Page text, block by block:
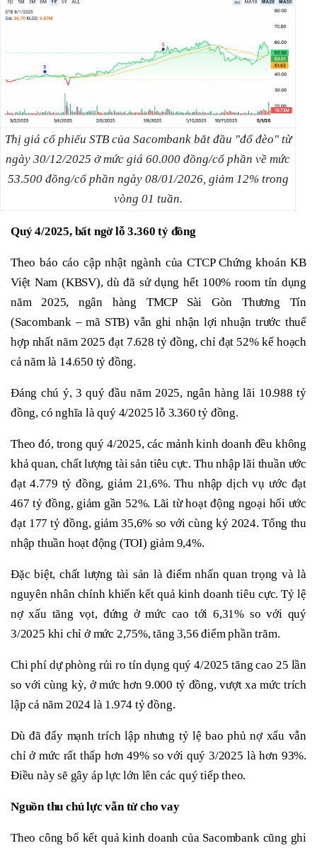
Thị giá cổ phiếu STB của Sacombank bắt đầu "đổ đèo" từ
ngày 30/12/2025 ở mức giá 60.000 đồng/cổ phần về mức
53.500 đồng/cổ phần ngày 08/01/2026, giảm 12% trong
vòng 01 tuần.
Quý 4/2025, bất ngờ lỗ 3.360 tỷ đồng
Theo báo cáo cập nhật ngành của CTCP Chứng khoán KB
Việt Nam (KBSV), dù đã sử dụng hết 100% room tín dụng
năm 2025, ngân hàng TMCP Sài Gòn Thương Tín
(Sacombank – mã STB) vẫn ghi nhận lợi nhuận trước thuế
hợp nhất năm 2025 đạt 7.628 tỷ đồng, chỉ đạt 52% kế hoạch
cả năm là 14.650 tỷ đồng.
Đáng chú ý, 3 quý đầu năm 2025, ngân hàng lãi 10.988 tỷ
đồng, có nghĩa là quý 4/2025 lỗ 3.360 tỷ đồng.
Theo đó, trong quý 4/2025, các mảnh kinh doanh đều không
khả quan, chất lượng tài sản tiêu cực. Thu nhập lãi thuần ước
đạt 4.779 tỷ đồng, giảm 21,6%. Thu nhập dịch vụ ước đạt
467 tỷ đồng, giảm gần 52%. Lãi từ hoạt động ngoại hối ước
đạt 177 tỷ đồng, giảm 35,6% so với cùng ký 2024. Tổng thu
nhập thuần hoạt động (TOI) giảm 9,4%.
Đặc biệt, chất lượng tài sản là điểm nhấn quan trọng và là
nguyên nhân chính khiến kết quả kinh doanh tiêu cực. Tỷ lệ
nợ xấu tăng vọt, đứng ở mức cao tới 6,31% so với quý
3/2025 khi chỉ ở mức 2,75%, tăng 3,56 điểm phần trăm.
Chi phí dự phòng rủi ro tín dụng quý 4/2025 tăng cao 25 lần
so với cùng kỳ, ở mức hơn 9.000 tỷ đồng, vượt xa mức trích
lập cả năm 2024 là 1.974 tỷ đồng.
Dù đã đẩy mạnh trích lập nhưng tỷ lệ bao phủ nợ xấu vẫn
chỉ ở mức rất thấp hơn 49% so với quý 3/2025 là hơn 93%.
Điều này sẽ gây áp lực lớn lên các quý tiếp theo.
Nguồn thu chủ lực vẫn từ cho vay
Theo công bố kết quả kinh doanh của Sacombank cũng ghi